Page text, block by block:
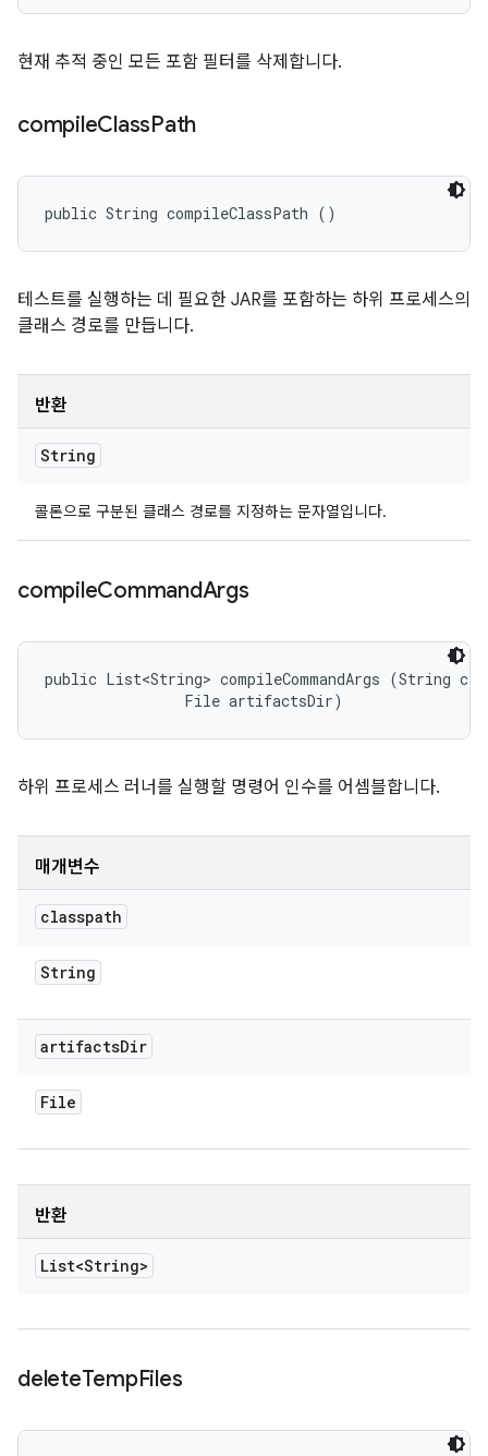
현재 추적 중인 모든 포함 필터를 삭제합니다.
compileClassPath
public String compileClassPath ()
테스트를 실행하는 데 필요한 JAR를 포함하는 하위 프로세스의
클래스 경로를 만듭니다.
반환
String
콜론으로 구분된 클래스 경로를 지정하는 문자열입니다.
compileCommandArgs
public List<String> compileCommandArgs (String
                File artifactsDir)
하위 프로세스 러너를 실행할 명령어 인수를 어셈블합니다.
매개변수
classpath
String
artifactsDir
File
반환
List<String>
deleteTempFiles